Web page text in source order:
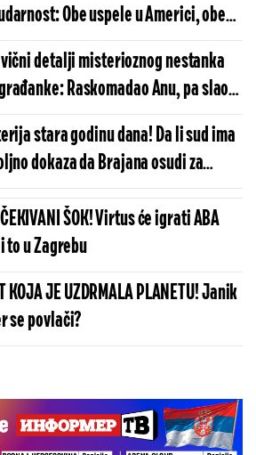
Obe uspele u Americi, obe
i obe nestale
detalji misterioznog nestanka
Raskomadao Anu, pa slao
za Novu godinu?
stara godinu dana! Da li sud ima
dokaza da Brajana osudi za
Ane Volš?
ŠOK! Virtus će igrati ABA
to u Zagrebu
KOJA JE UZDRMALA PLANETU! Janik
se povlači?